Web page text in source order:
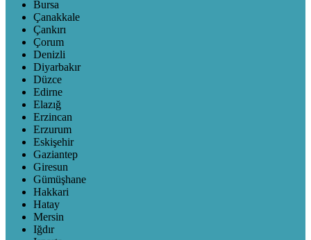
Bursa
Çanakkale
Çankırı
Çorum
Denizli
Diyarbakır
Düzce
Edirne
Elazığ
Erzincan
Erzurum
Eskişehir
Gaziantep
Giresun
Gümüşhane
Hakkari
Hatay
Mersin
Iğdır